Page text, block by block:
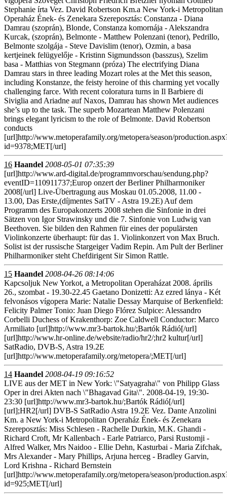
Stephanie írta Vez. David Robertson Km.a New York-i Metropolitan
Operaház Ének- és Zenekara Szereposztás: Constanza - Diana
Damrau (szoprán), Blonde, Constanza komornája - Alekszandra
Kurcak, (szoprán), Belmonte - Matthew Polenzani (tenor), Pedrillo,
Belmonte szolgája - Steve Davislim (tenor), Ozmin, a basa
kertjeinek felügyelője - Kristinn Sigmundsson (basszus), Szelim
basa - Matthias von Stegmann (próza) The electrifying Diana
Damrau stars in three leading Mozart roles at the Met this season,
including Konstanze, the feisty heroine of this charming yet vocally
challenging farce. With recent coloratura turns in Il Barbiere di
Siviglia and Ariadne auf Naxos, Damrau has shown Met audiences
she’s up to the task. The superb Mozartean Matthew Polenzani
brings elegant lyricism to the role of Belmonte. David Robertson
conducts
[url]http://www.metoperafamily.org/metopera/season/
id=9378;MET[/url]
16 Haandel 2008-05-01 07:35:39
[url]http://www.ard-digital.de/programmvorschau/sendung.php?
eventID=110911737;Europ onzert der Berliner Philharmoniker
2008[/url] Live-Übertragung aus Moskau 01.05.2008, 11.00 -
13.00, Das Erste,(díjmentes SatTV - Astra 19.2E) Auf dem
Programm des Europakonzerts 2008 stehen die Sinfonie in drei
Sätzen von Igor Strawinsky und die 7. Sinfonie von Ludwig van
Beethoven. Sie bilden den Rahmen für eines der populärsten
Violinkonzerte überhaupt: für das 1. Violinkonzert von Max Bruch.
Solist ist der russische Stargeiger Vadim Repin. Am Pult der Berliner
Philharmoniker steht Chefdirigent Sir Simon Rattle.
15 Haandel 2008-04-26 08:14:06
Kapcsoljuk New Yorkot, a Metropolitan Operaházat 2008. április
26., szombat - 19.30-22.45 Gaetano Donizetti: Az ezred lánya - Két
felvonásos vígopera Marie: Natalie Dessay Marquise of Berkenfield:
Felicity Palmer Tonio: Juan Diego Flórez Sulpice: Alessandro
Corbelli Duchess of Krakenthorp: Zoe Caldwell Conductor: Marco
Armiliato [url]http://www.mr3-bartok.hu/;Bartók Rádió[/url]
[url]http://www.hr-online.de/website/radio/hr2/;hr2 kultur[/url]
SatRadio, DVB-S, Astra 19.2E
[url]http://www.metoperafamily.org/metopera/;MET[/url]
14 Haandel 2008-04-19 09:16:52
LIVE aus der MET in New York: \"Satyagraha\" von Philipp Glass
Oper in drei Akten nach \"Bhagavad Gita\". 2008-04-19, 19:30-
23:30 [url]http://www.mr3-bartok.hu/;Bartók Rádió[/url]
[url];HR2[/url] DVB-S SatRadio Astra 19.2E Vez. Dante Anzolini
Km. a New York-i Metropolitan Operaház Ének- és Zenekara
Szereposztás: Miss Schlesen - Rachelle Durkin, M.K. Ghandi -
Richard Croft, Mr Kallenbach - Earle Patriarco, Parsi Rustomji -
Alfred Walker, Mrs Naidoo - Ellie Dehn, Kasturbai - Maria Zifchak,
Mrs Alexander - Mary Phillips, Arjuna herceg - Bradley Garvin,
Lord Krishna - Richard Bernstein
[url]http://www.metoperafamily.org/metopera/season/
id=925;MET[/url]